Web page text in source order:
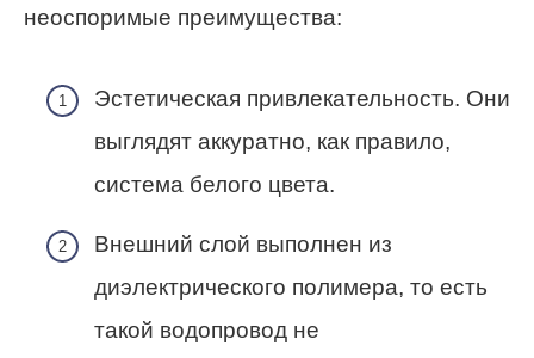
неоспоримые преимущества:
Эстетическая привлекательность. Они
выглядят аккуратно, как правило,
система белого цвета.
Внешний слой выполнен из
диэлектрического полимера, то есть
такой водопровод не